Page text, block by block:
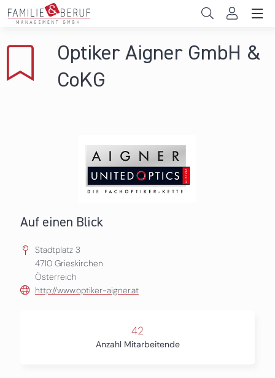
Direkt zum Inhalt
Gemeinden
Optiker Aigner GmbH &
CoKG
Auf einen Blick
Stadtplatz 3
4710 Grieskirchen
Österreich
http://www.optiker-aigner.at
42
Anzahl Mitarbeitende